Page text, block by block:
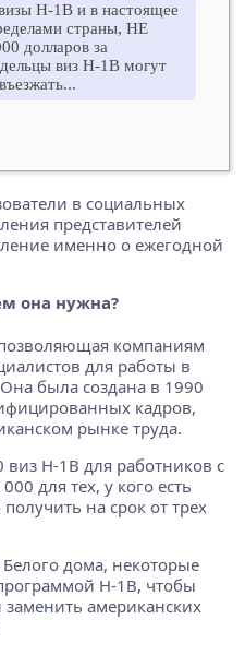
H-1B и в настоящее
страны, НЕ
долларов за
виз H-1B могут
в социальных
представителей
именно о ежегодной
она нужна?
компаниям
для работы в
была создана в 1990
кадров,
рынке труда.
H-1B для работников с
для тех, у кого есть
на срок от трех
дома, некоторые
H-1B, чтобы
заменить американских